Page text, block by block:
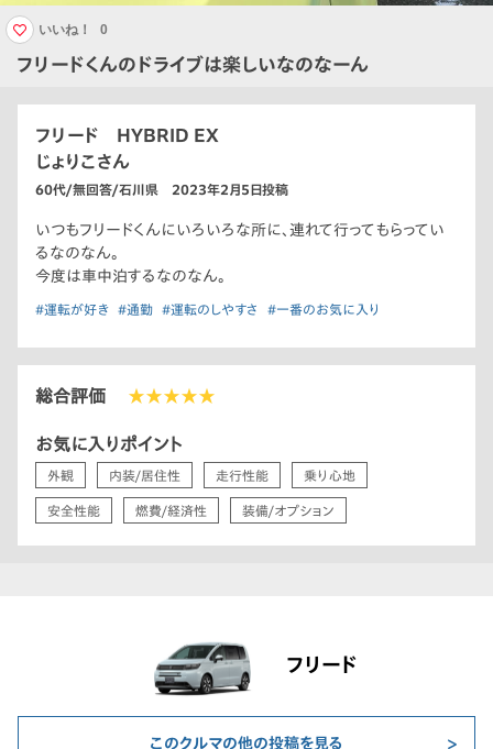
フリードくんのドライブは楽しいなのなーん
いいね！ 0
フリード HYBRID EX
じょりこさん
60代/無回答/石川県 2023年2月5日投稿
いつもフリードくんにいろいろな所に、連れて行ってもらってい
るなのなん。
今度は車中泊するなのなん。
#運転が好き #通勤 #運転のしやすさ #一番のお気に入り
総合評価 ★★★★★
お気に入りポイント
外観 内装/居住性 走行性能 乗り心地
安全性能 燃費/経済性 装備/オプション
フリード
このクルマの他の投稿を見る